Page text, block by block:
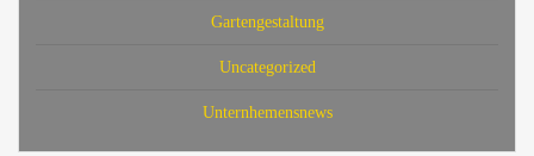
Gartengestaltung
Uncategorized
Unternhemensnews